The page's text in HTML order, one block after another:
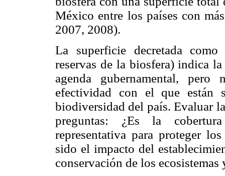
México entre los países con
2007, 2008).
La superficie decretada
reservas de la biosfera) indica
agenda gubernamental, pero
efectividad con el que están
biodiversidad del país. Evaluar
preguntas: ¿Es la
representativa para proteger
sido el impacto del
conservación de los